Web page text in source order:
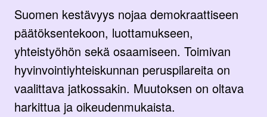
Suomen kestävyys nojaa demokraattiseen
päätöksentekoon, luottamukseen,
yhteistyöhön sekä osaamiseen. Toimivan
hyvinvointiyhteiskunnan peruspilareita on
vaalittava jatkossakin. Muutoksen on oltava
harkittua ja oikeudenmukaista.